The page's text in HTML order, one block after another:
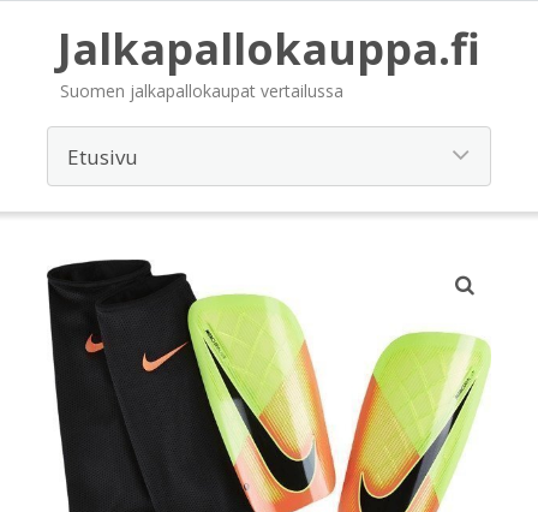
Jalkapallokauppa.fi
Suomen jalkapallokaupat vertailussa